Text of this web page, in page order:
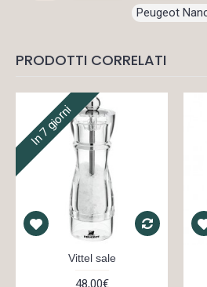
Peugeot
PRODOTTI CORRELATI
In 7 giorni
Vittel sale
48,00€